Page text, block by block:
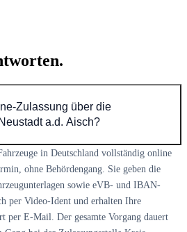
Zulassung über die
a.d. Aisch?
in Deutschland vollständig online
ohne Behördengang. Sie geben die
sowie eVB- und IBAN-
per Video-Ident und erhalten Ihre
per E-Mail. Der gesamte Vorgang dauert